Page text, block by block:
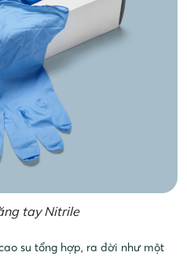
tay Nitrile
su tổng hợp, ra đời như một